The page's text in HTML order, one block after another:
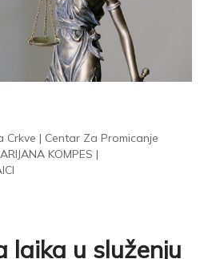
Crkve | Centar Za Promicanje
KOMPES |
laika u služenju